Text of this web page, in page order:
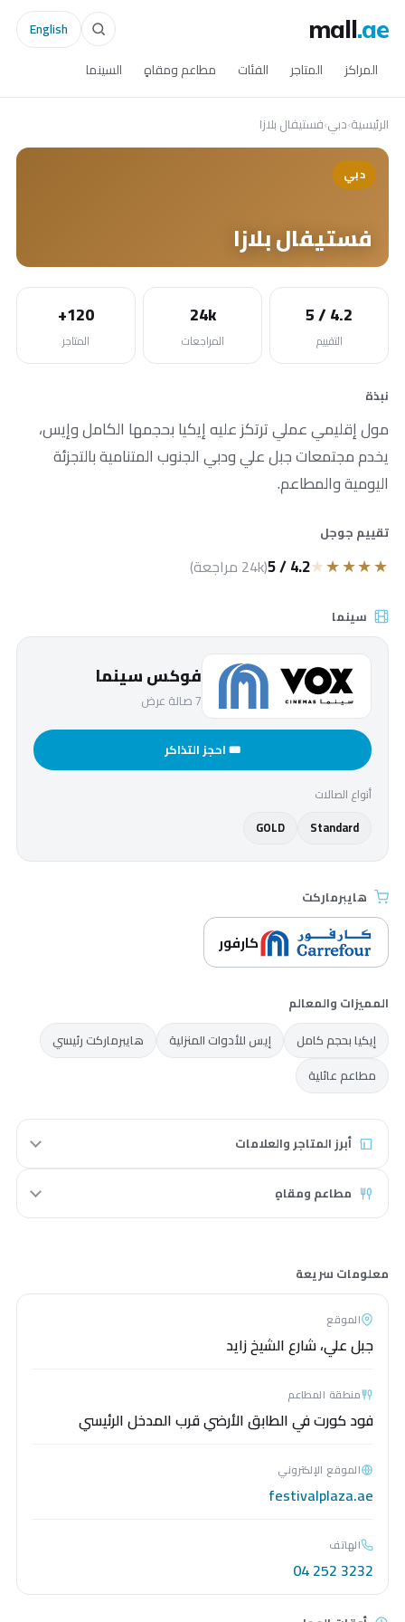
mall.ae
المراكز المتاجر الفئات مطاعم ومقاهٍ السينما
English
الرئيسية›دبي›فستيفال بلازا
دبي
فستيفال بلازا
4.2 / 5
التقييم
24k
المراجعات
120+
المتاجر
نبذة
مول إقليمي عملي ترتكز عليه إيكيا بحجمها الكامل وإيس،
يخدم مجتمعات جبل علي ودبي الجنوب المتنامية بالتجزئة
اليومية والمطاعم.
تقييم جوجل
★
★
★
★
★
4.2 / 5 (24k مراجعة)
سينما
فوكس سينما
7 صالة عرض
🎟 احجز التذاكر
أنواع الصالات
Standard
GOLD
هايبرماركت
كارفور
المميزات والمعالم
إيكيا بحجم كامل
إيس للأدوات المنزلية
هايبرماركت رئيسي
مطاعم عائلية
أبرز المتاجر والعلامات
دايسو
سنتر بوينت
مطاعم ومقاهٍ
فيمس ديفز
معلومات سريعة
الموقع
جبل علي، شارع الشيخ زايد
منطقة المطاعم
فود كورت في الطابق الأرضي قرب المدخل الرئيسي
الموقع الإلكتروني
festivalplaza.ae
الهاتف
04 252 3232